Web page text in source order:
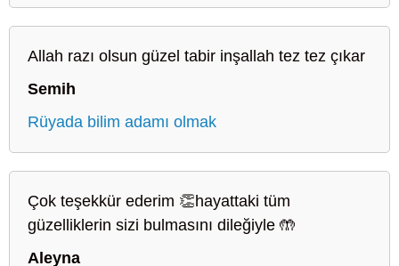
Allah razı olsun güzel tabir inşallah tez tez çıkar
Semih
Rüyada bilim adamı olmak
Çok teşekkür ederim 👏hayattaki tüm
güzelliklerin sizi bulmasını dileğiyle 🤲
Aleyna